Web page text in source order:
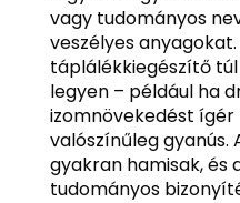
vagy tudományos
veszélyes
táplálékkiegészítő túl
legyen – például ha
izomnövekedést ígér
valószínűleg gyanús.
gyakran hamisak,
tudományos